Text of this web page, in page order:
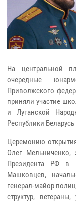
На центральной
очередные
Приволжского
приняли участие
и Луганской
Республики
Церемонию
Олег Мельниченко,
Президента РФ в
Машковцев,
генерал-майор
структур,